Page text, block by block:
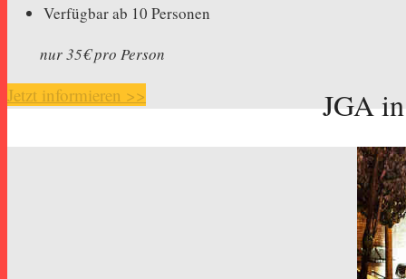
Verfügbar ab 10 Personen
nur 35€ pro Person
Jetzt informieren >> JGA